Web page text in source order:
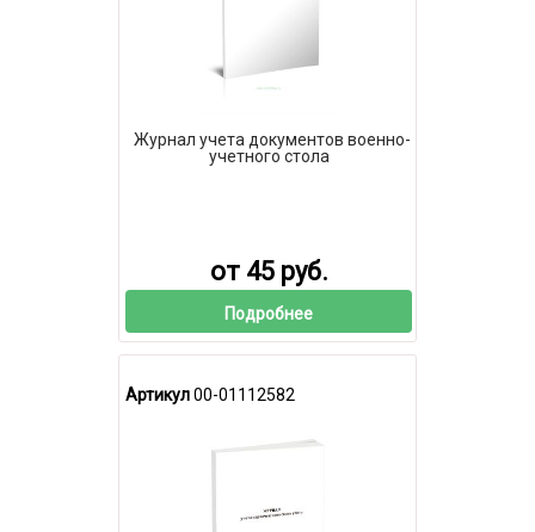
Журнал учета документов военно-
учетного стола
от 45 руб.
Подробнее
Артикул00-01112582